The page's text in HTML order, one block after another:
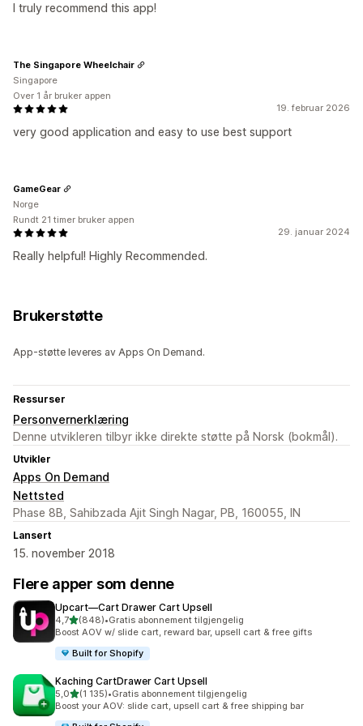
I truly recommend this app!
19. februar 2026
very good application and easy to use best support
The Singapore Wheelchair
Singapore
Over 1 år bruker appen
29. januar 2024
Really helpful! Highly Recommended.
GameGear
Norge
Rundt 21 timer bruker appen
Brukerstøtte
App-støtte leveres av Apps On Demand.
Ressurser
Personvernerklæring
Denne utvikleren tilbyr ikke direkte støtte på Norsk (bokmål).
Utvikler
Apps On Demand
Nettsted
Phase 8B, Sahibzada Ajit Singh Nagar, PB, 160055, IN
Lansert
15. november 2018
Flere apper som denne
Upcart—Cart Drawer Cart Upsell
4,7av 5 stjerner
(848)
Totalt 848 omtaler
•Gratis abonnement tilgjengelig
Boost AOV w/ slide cart, reward bar, upsell cart & free gifts
Built for Shopify
Kaching CartDrawer Cart Upsell
5,0av 5 stjerner
(1 135)
Totalt 1135 omtaler
•Gratis abonnement tilgjengelig
Boost your AOV: slide cart, upsell cart & free shipping bar